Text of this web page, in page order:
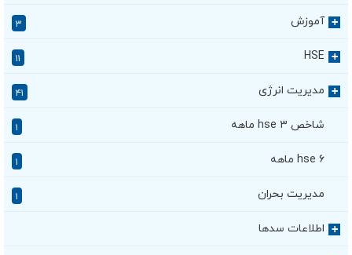
+ آموزش ۳
+
HSE
+ مدیریت انرژی ۴۱
شاخص hse ۳ ماهه
hse ۶ ماهه
مدیریت بحران
+ اطلاعات سدها